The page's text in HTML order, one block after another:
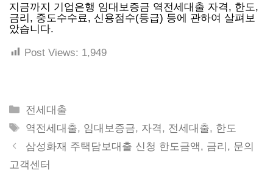
지금까지 기업은행 임대보증금 역전세대출 자격, 한도,
금리, 중도수수료, 신용점수(등급) 등에 관하여 살펴보
았습니다.
Post Views: 1,949
Categories
전세대출
Tags
역전세대출, 임대보증금, 자격, 전세대출, 한도
삼성화재 주택담보대출 신청 한도금액, 금리, 문의
고객센터